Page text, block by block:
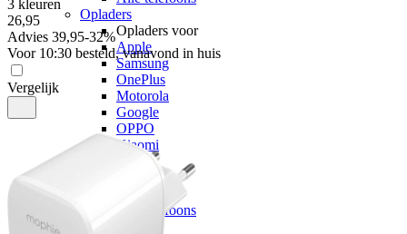
Opladers
Opladers voor
Apple
Samsung
OnePlus
Motorola
Google
OPPO
Xiaomi
POCO
Nothing
Alle telefoons
3 kleuren
26,95
Advies 39,95-32%
Voor 10:30 besteld, vanavond in huis
Vergelijk